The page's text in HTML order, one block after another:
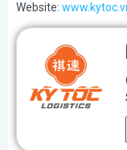
Website: